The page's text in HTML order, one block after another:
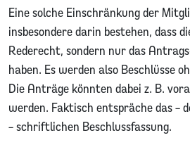
Eine solche Einschränkung der
insbesondere darin bestehen, dass
Rederecht, sondern nur das
haben. Es werden also Beschlüsse
Die Anträge könnten dabei z. B.
werden. Faktisch entspräche das –
– schriftlichen Beschlussfassung.